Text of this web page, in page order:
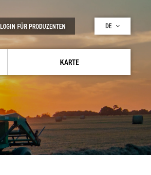
KARTE
LOGIN FÜR PRODUZENTEN DE